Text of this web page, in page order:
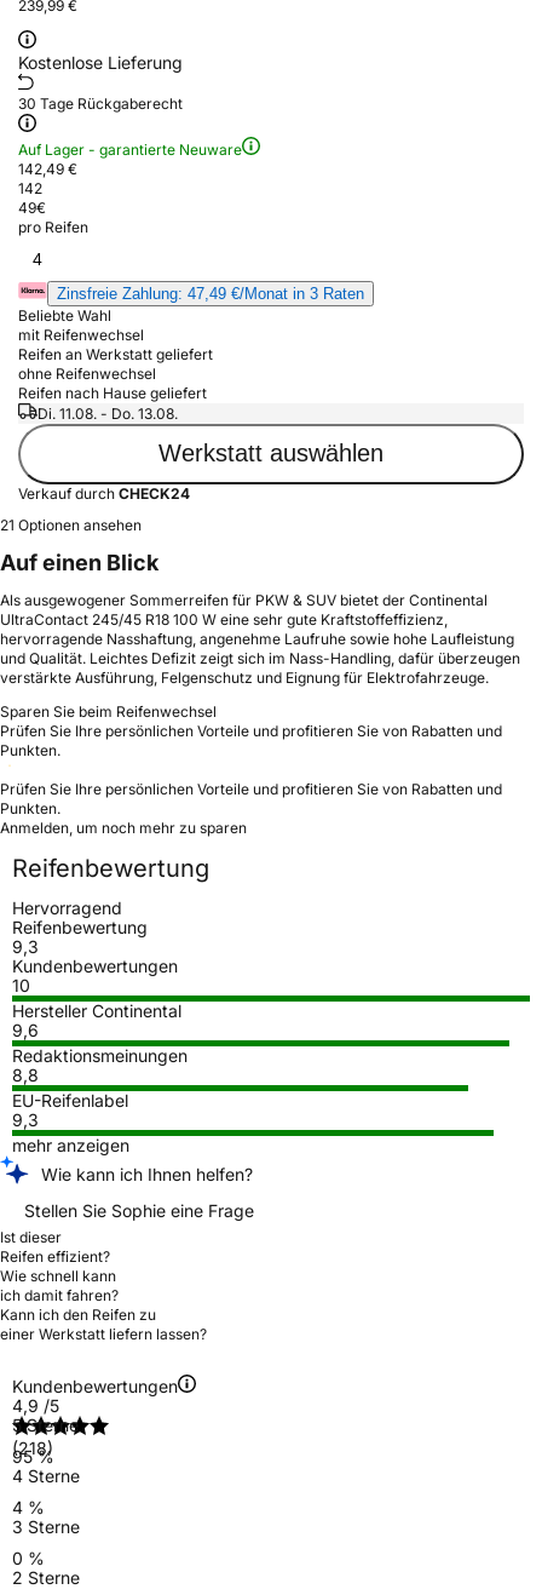
239,99 €
Kostenlose Lieferung
30 Tage Rückgaberecht
Auf Lager - garantierte Neuware
142,49 €
142
49€
pro Reifen
4
Zinsfreie Zahlung: 47,49 €/Monat in 3 Raten
Beliebte Wahl
mit Reifenwechsel
Reifen an Werkstatt geliefert
ohne Reifenwechsel
Reifen nach Hause geliefert
Di. 11.08. - Do. 13.08.
Werkstatt auswählen
Verkauf durch CHECK24
21 Optionen ansehen
Auf einen Blick
Als ausgewogener Sommerreifen für PKW & SUV bietet der Continental
UltraContact 245/45 R18 100 W eine sehr gute Kraftstoffeffizienz,
hervorragende Nasshaftung, angenehme Laufruhe sowie hohe Laufleistung
und Qualität. Leichtes Defizit zeigt sich im Nass-Handling, dafür überzeugen
verstärkte Ausführung, Felgenschutz und Eignung für Elektrofahrzeuge.
Sparen Sie beim Reifenwechsel
Prüfen Sie Ihre persönlichen Vorteile und profitieren Sie von Rabatten und
Punkten.
Prüfen Sie Ihre persönlichen Vorteile und profitieren Sie von Rabatten und
Punkten.
Anmelden, um noch mehr zu sparen
Reifenbewertung
Hervorragend
Reifenbewertung
9,3
Kundenbewertungen
10
Hersteller Continental
9,6
Redaktionsmeinungen
8,8
EU-Reifenlabel
9,3
mehr anzeigen
Wie kann ich Ihnen helfen?
Stellen Sie Sophie eine Frage
Ist dieser
Reifen effizient?
Wie schnell kann
ich damit fahren?
Kann ich den Reifen zu
einer Werkstatt liefern lassen?
Kundenbewertungen
4,9 /5
(218)
5 Sterne
95 %
4 Sterne
4 %
3 Sterne
0 %
2 Sterne